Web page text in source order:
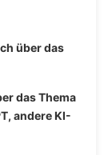
über das
das Thema
andere KI-